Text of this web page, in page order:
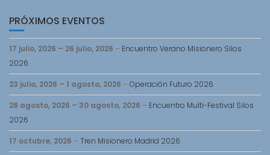
PRÓXIMOS EVENTOS
17 julio, 2026 – 26 julio, 2026 – Encuentro Verano Misionero Silos
2026
23 julio, 2026 – 1 agosto, 2026 – Operación Futuro 2026
28 agosto, 2026 – 30 agosto, 2026 – Encuentro Multi-Festival Silos
2026
17 octubre, 2026 – Tren Misionero Madrid 2026